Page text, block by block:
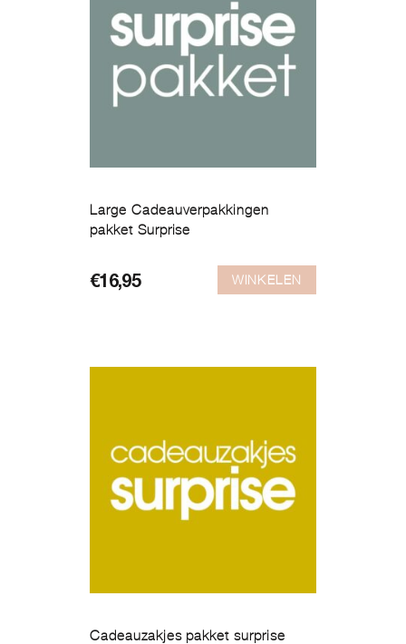
Large Cadeauverpakkingen
pakket Surprise
€16,95 WINKELEN
Cadeauzakjes pakket surprise